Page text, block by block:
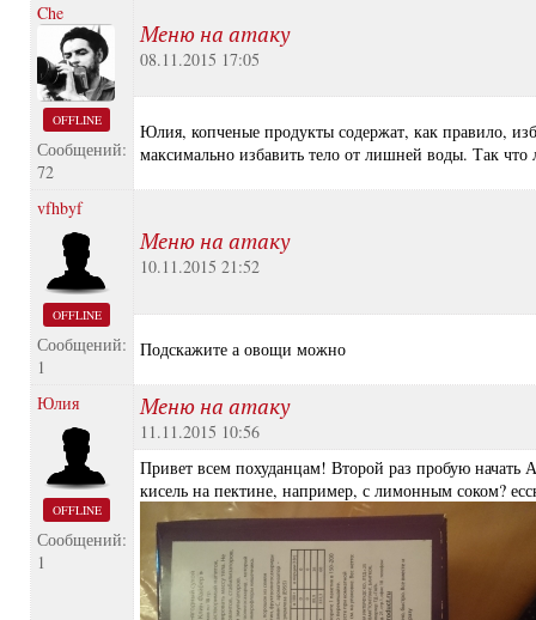
Che
OFFLINE
Сообщений:
72
Меню на атаку
08.11.2015 17:05
Юлия, копченые продукты содержат, как правило,
максимально избавить тело от лишней воды. Так
vfhbyf
OFFLINE
Сообщений:
1
Меню на атаку
10.11.2015 21:52
Подскажите а овощи можно
Юлия
OFFLINE
Сообщений:
1
Меню на атаку
11.11.2015 10:56
Привет всем похуданцам! Второй раз пробую
кисель на пектине, например, с лимонным соком?